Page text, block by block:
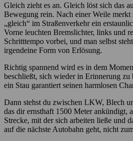
Gleich zieht es an. Gleich löst sich das
Bewegung rein. Nach einer Weile merkt
„gleich“ im Straßenverkehr ein
Vorne leuchten Bremslichter, links und
Schritttempo vorbei, und man selbst
irgendeine Form von Erlösung.
Richtig spannend wird es in dem
beschließt, sich wieder in Erinnerung zu
ein Stau garantiert seinen harmlosen
Dann stehst du zwischen LKW, Blech
das dir ernsthaft 1500 Meter ankündigt,
Strecke, mit der sich arbeiten ließe und
auf die nächste Autobahn geht, nicht